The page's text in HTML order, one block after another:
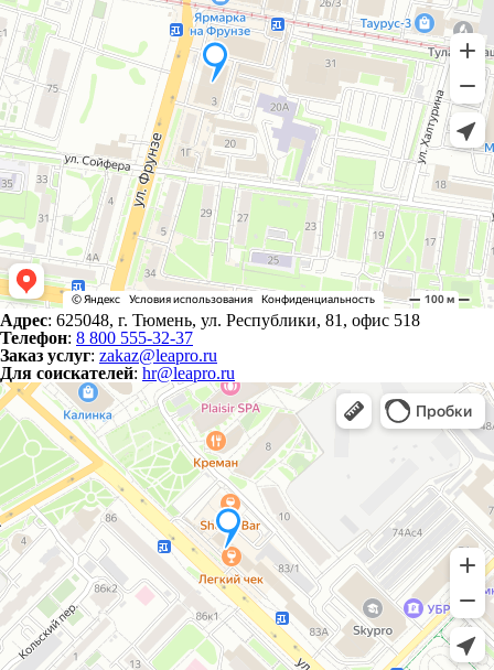
Адрес: 625048, г. Тюмень, ул. Республики, 81, офис 518
Телефон: 8 800 555-32-37
Заказ услуг: zakaz@leapro.ru
Для соискателей: hr@leapro.ru